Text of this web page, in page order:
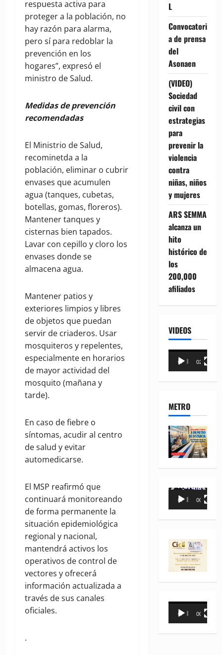
respuesta activa para
proteger a la población, no
hay razón para alarma,
pero sí para redoblar la
prevención en los
hogares”, expresó el
ministro de Salud.
Medidas de prevención
recomendadas
El Ministrio de Salud,
recominetda a la
población, eliminar o cubrir
envases que acumulen
agua (tanques, cubetas,
botellas, gomas, floreros).
Mantener tanques y
cisternas bien tapados.
Lavar con cepillo y cloro los
envases donde se
almacena agua.
Mantener patios y
exteriores limpios y libres
de objetos que puedan
servir de criaderos. Usar
mosquiteros y repelentes,
especialmente en horarios
de mayor actividad del
mosquito (mañana y
tarde).
En caso de fiebre o
síntomas, acudir al centro
de salud y evitar
automedicarse.
El MSP reafirmó que
continuará monitoreando
de forma permanente la
situación epidemiológica
regional y nacional,
mantendrá activos los
operativos de control de
vectores y ofrecerá
información actualizada a
través de sus canales
oficiales.
.
L
Convocatori
a de prensa
del
Asonaen
(VIDEO)
Sociedad
civil con
estrategias
para
prevenir la
violencia
contra
niñas, niños
y mujeres
ARS SEMMA
alcanza un
hito
histórico de
los
200,000
afiliados
VIDEOS
Reproductor
00:00 02:18
METRO
Reproductor
00:00 00:35
Reproductor
00:00 00:31